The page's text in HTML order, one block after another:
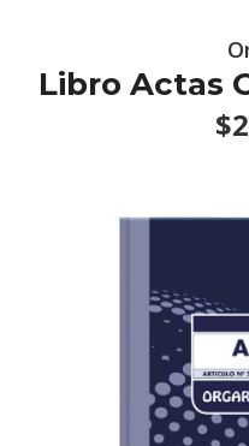
Libro Actas